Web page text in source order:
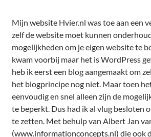
Mijn website Hvier.nl was toe aan een
zelf de website moet kunnen
mogelijkheden om je eigen website te
kwam voorbij maar het is WordPress
heb ik eerst een blog aangemaakt om
het blogprincipe nog niet. Maar toen
eenvoudig en snel alleen zijn de
te beperkt. Dus had ik al vlug besloten
te zetten. Met behulp van Albert Jan
(www.informationconcepts.nl) die ook